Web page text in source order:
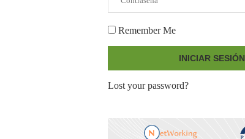
Remember Me
INICIAR SESIÓN
Lost your password?